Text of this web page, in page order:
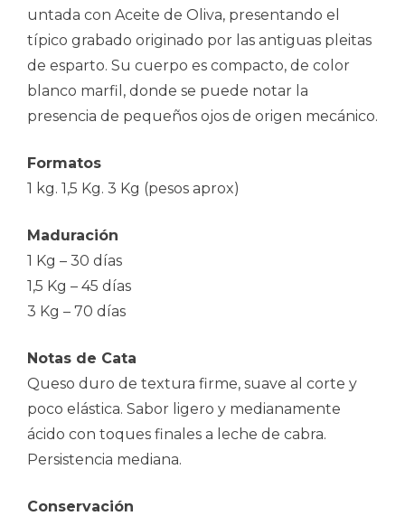
untada con Aceite de Oliva, presentando el
típico grabado originado por las antiguas pleitas
de esparto. Su cuerpo es compacto, de color
blanco marfil, donde se puede notar la
presencia de pequeños ojos de origen mecánico.
Formatos
1 kg. 1,5 Kg. 3 Kg (pesos aprox)
Maduración
1 Kg – 30 días
1,5 Kg – 45 días
3 Kg – 70 días
Notas de Cata
Queso duro de textura firme, suave al corte y
poco elástica. Sabor ligero y medianamente
ácido con toques finales a leche de cabra.
Persistencia mediana.
Conservación